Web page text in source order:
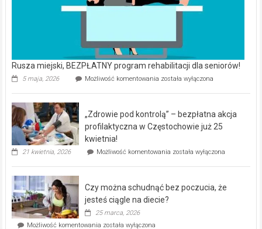
Rusza miejski, BEZPŁATNY program rehabilitacji dla seniorów!
5 maja, 2026 Możliwość komentowania Rusza
rehabilitacji
dla
została wyłączona
„Zdrowie pod kontrolą” – bezpłatna akcja
profilaktyczna w Częstochowie już 25
kwietnia!
21 kwietnia, 2026 Możliwość komentowania „Zdrowie
bezpłatna
została wyłączona
Czy można schudnąć bez poczucia, że
jesteś ciągle na diecie?
25 marca, 2026
Możliwość komentowania Czy
została wyłączona